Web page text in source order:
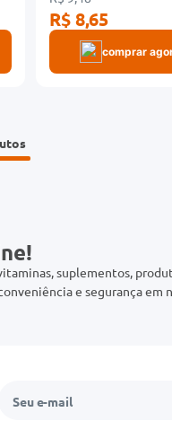
R$ 8,65
comprar
suplementos,
e segurança em